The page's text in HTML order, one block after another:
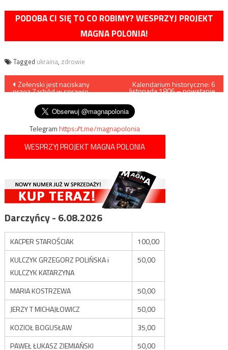
PODOBA CI SIĘ TO CO ROBIMY? WESPRZYJ PROJEKT
MAGNA POLONIA!
Tagged ukraina, zdrowie
Nawigacja
wpisu
Zełenski jest naciskany
przez Zachód w sprawie
Kalendarium historyczne: 6
listopada 1806 – powstanie
Telegramhttps://t.me/magnapolonia
WESPRZYJ PROJEKT MAGNA POLONIA
Darczyńcy - 6.08.2026
KACPER STAROŚCIAK
100,00
KULCZYK GRZEGORZ POLIŃSKA i
KULCZYK KATARZYNA
50,00
MARIA KOSTRZEWA
50,00
JERZY T MICHAJŁOWICZ
50,00
KOZIOŁ BOGUSŁAW
35,00
PAWEŁ ŁUKASZ ZIEMIAŃSKI
50,00